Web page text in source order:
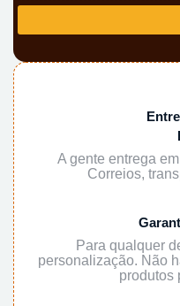
A gente entrega
Correios,
Para qualquer
personalização. Não
produtos